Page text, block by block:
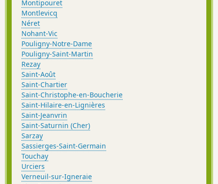
Montipouret
Montlevicq
Néret
Nohant-Vic
Pouligny-Notre-Dame
Pouligny-Saint-Martin
Rezay
Saint-Août
Saint-Chartier
Saint-Christophe-en-Boucherie
Saint-Hilaire-en-Lignières
Saint-Jeanvrin
Saint-Saturnin (Cher)
Sarzay
Sassierges-Saint-Germain
Touchay
Urciers
Verneuil-sur-Igneraie